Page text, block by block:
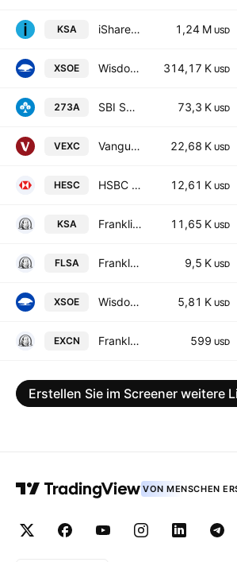
KSA iShares MSCI Saudi Arabia ETF 1,24 M USD
XSOE WisdomTree Emerging Markets ex-State-Owned Enterprises Fund 314,17 K USD
273A SBI Saudi Arabia Equity Exchange Traded Fund Units 73,3 K USD
VEXC Vanguard Emerging Markets Ex-China ETF 22,68 K USD
HESC HSBC ETFs PLC - HSBC MSCI Emerging Markets Small Cap Screened UCITS ETF 12,61 K USD
KSA Franklin FTSE Saudi Arabia UCITS ETF Accum Shs USD 11,65 K USD
FLSA Franklin FTSE Saudi Arabia Fund 9,5 K USD
XSOE WisdomTree Emerging Markets ex-State Owned Enterprises UCITS ETF AccumUSD 5,81 K USD
EXCN Franklin FTSE Emerging ex China UCITS ETF AccumUSD 599 USD
Erstellen Sie im Screener weitere
VON MENSCHEN